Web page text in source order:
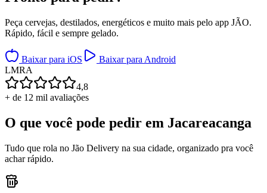
Peça cervejas, destilados, energéticos e muito mais pelo app JÃO.
Rápido, fácil e sempre gelado.
Baixar para iOS
Baixar para Android
LMRA
4,8
+ de 12 mil avaliações
O que você pode pedir em Jacareacanga
Tudo que rola no Jão Delivery na sua cidade, organizado pra você
achar rápido.